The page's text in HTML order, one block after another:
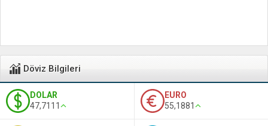
Döviz Bilgileri
DOLAR
47,7111
EURO
55,1881